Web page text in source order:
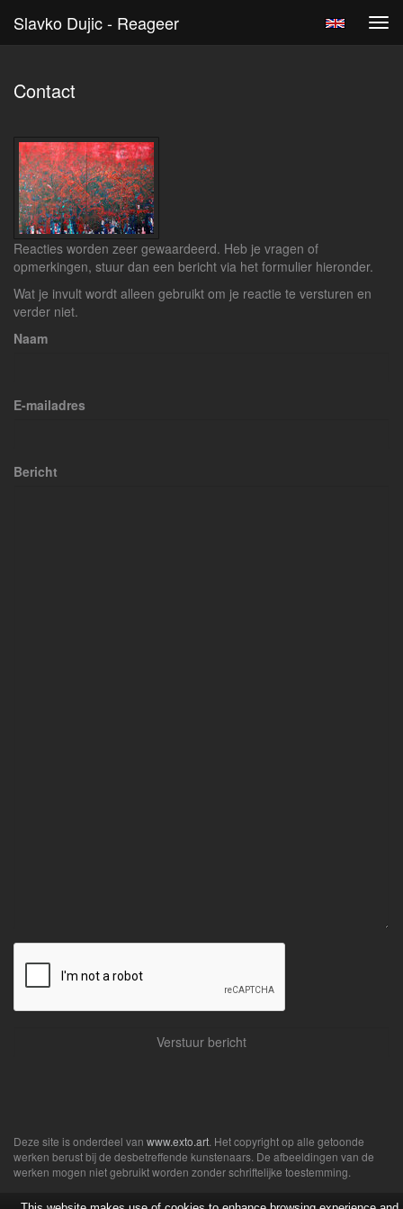
Slavko Dujic - Reageer
Contact
Reacties worden zeer gewaardeerd. Heb je vragen of
opmerkingen, stuur dan een bericht via het formulier hieronder.
Wat je invult wordt alleen gebruikt om je reactie te versturen en
verder niet.
Naam
E-mailadres
Bericht
Deze site is onderdeel van www.exto.art . Het copyright op alle getoonde
werken berust bij de desbetreffende kunstenaars. De afbeeldingen van de
werken mogen niet gebruikt worden zonder schriftelijke toestemming.